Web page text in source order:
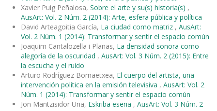
Xavier Puig Peñalosa, Sobre el arte y su(s) historia(s) ,
AusArt: Vol. 2 Núm. 2 (2014): Arte, esfera pública y política
David Arteagoitia García, La ciudad como matriz , AusArt:
Vol. 2 Núm. 1 (2014): Transformar y sentir el espacio común
Joaquim Cantalozella i Planas, La densidad sonora como
alegoría de la oscuridad , AusArt: Vol. 3 Núm. 2 (2015): Entre
la escucha y el ruido
Arturo Rodríguez Bornaetxea, El cuerpo del artista, una
intervención política en la emisión televisiva , AusArt: Vol. 2
Núm. 1 (2014): Transformar y sentir el espacio común
Jon Mantzisidor Uria, Eskriba eseria , AusArt: Vol. 3 Núm. 2